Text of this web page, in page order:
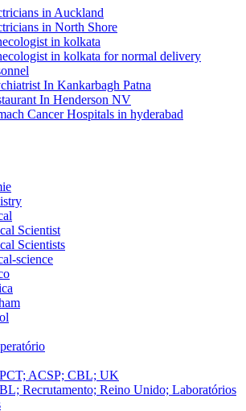
in Auckland
in North Shore
in kolkata
in kolkata for normal delivery
In Kankarbagh Patna
In Henderson NV
Cancer Hospitals in hyderabad
Scientist
Scientists
science
ACSP; CBL; UK
Recrutamento; Reino Unido; Laboratórios